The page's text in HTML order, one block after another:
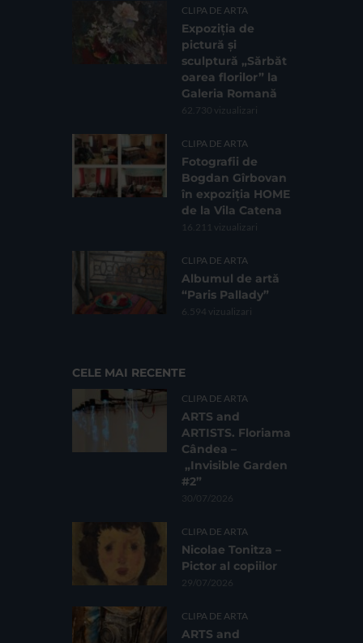
CLIPA DE ARTA
Expoziția de
pictură și
sculptură „Sărbăt
oarea florilor” la
Galeria Romană
62.730 vizualizari
CLIPA DE ARTA
Fotografii de
Bogdan Gîrbovan
în expoziția HOME
de la Vila Catena
16.211 vizualizari
CLIPA DE ARTA
Albumul de artă
“Paris Pallady”
6.594 vizualizari
CELE MAI RECENTE
CLIPA DE ARTA
ARTS and
ARTISTS. Floriama
Cândea –
„Invisible Garden
#2”
30/07/2026
CLIPA DE ARTA
Nicolae Tonitza –
Pictor al copiilor
29/07/2026
CLIPA DE ARTA
ARTS and